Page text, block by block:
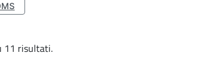
11 risultati.